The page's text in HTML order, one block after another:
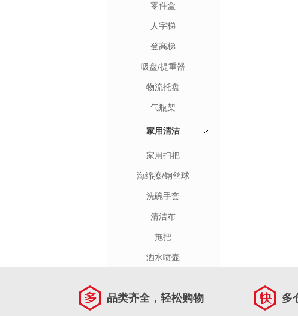
零件盒
人字梯
登高梯
吸盘/提重器
物流托盘
气瓶架
家用清洁
家用扫把
海绵擦/钢丝球
洗碗手套
清洁布
拖把
洒水喷壶
品类齐全，轻松购物 多